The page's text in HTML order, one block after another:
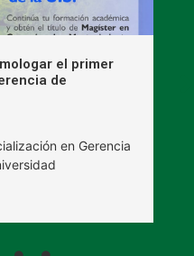
el primer
de
en Gerencia